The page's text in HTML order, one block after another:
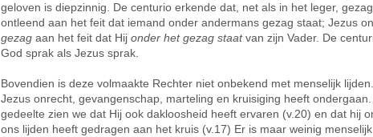
geloven is diepzinnig. De centurio erkende dat, net als in het leger,
ontleend aan het feit dat iemand onder andermans gezag staat; Jezus
gezag aan het feit dat Hij onder het gezag staatvan zijn Vader. De
God sprak als Jezus sprak.
Bovendien is deze volmaakte Rechter niet onbekend met menselijk
Jezus onrecht, gevangenschap, marteling en kruisiging heeft
gedeelte zien we dat Hij ook dakloosheid heeft ervaren (v.20) en dat hij
ons lijden heeft gedragen aan het kruis (v.17) Er is maar weinig